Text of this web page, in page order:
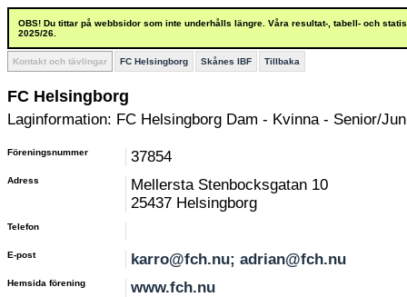
OBS! Du tittar på webbsidor som inte underhålls längre. Våra resultat-, tabell- och
2025/26.
Kontakt och tävlingar FC Helsingborg Skånes IBF Tillbaka
FC Helsingborg
Laginformation: FC Helsingborg Dam - Kvinna - Senior/
Föreningsnummer 37854
Adress
Mellersta Stenbocksgatan 10
25437 Helsingborg
Telefon
E-post karro@fch.nu; adrian@fch.nu
Hemsida förening www.fch.nu